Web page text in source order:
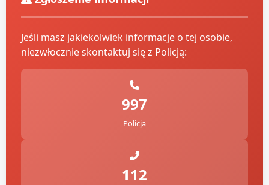
Jeśli masz jakiekolwiek informacje o tej osobie,
niezwłocznie skontaktuj się z Policją:
997
Policja
112